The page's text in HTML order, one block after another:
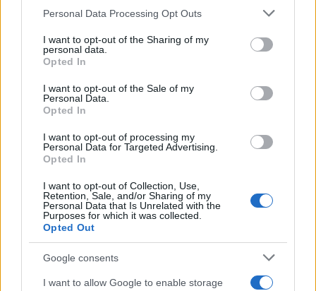
Please note that this website/app uses one or more Google
not limited to your visit or usage behaviour. You may click to
grant or deny consent to Google and its third-party tags to
use your data for below specified purposes in below Google
consent section.
Personal Data Processing Opt Outs
I want to opt-out of the Sharing of my
personal data.
Opted In
I want to opt-out of the Sale of my
Personal Data.
Opted In
I want to opt-out of processing my
Personal Data for Targeted Advertising.
Opted In
I want to opt-out of Collection, Use,
Retention, Sale, and/or Sharing of my
Personal Data that Is Unrelated with the
Purposes for which it was collected.
Opted Out
Google consents
I want to allow Google to enable storage
ΕΥΓΕΝΙΑ ΜΑΝΩΛΙΔΟΥ
Share:
ενημερωθείτε πρώτοι για όλη την ειδησεογραφία και τα
τελευταία νέατης ημέρας
Πιο δημοφιλή
Έφυγαν οι συνεργάτες, μένει η Μαρία
Καρυστιανού - Η επόμενη μέρα για την
«Ελπίδα για τη Δημοκρατία»
Σαμοθράκη: «Μαμά νόμιζες ότι δε θα σε
ξαναδώ;» – Τα πρώτα λόγια του 22χρονου